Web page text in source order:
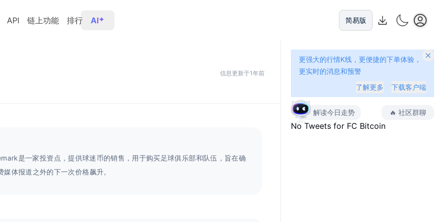
API 链上功能 排行 AI 简易版
信息更新于1年前
是一家投资点，提供球迷币的销售，用于购买足球俱乐部和队伍，旨在确
媒体报道之外的下一次价格飙升。
更强大的行情K线，更便捷的下单体验，
更实时的消息和预警
了解更多
下载客户端
解读今日走势 🔥 社区群聊
No Tweets for FC Bitcoin